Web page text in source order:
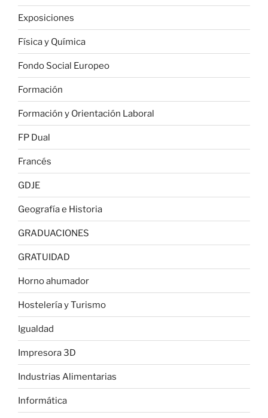
Exposiciones
Física y Química
Fondo Social Europeo
Formación
Formación y Orientación Laboral
FP Dual
Francés
GDJE
Geografía e Historia
GRADUACIONES
GRATUIDAD
Horno ahumador
Hostelería y Turismo
Igualdad
Impresora 3D
Industrias Alimentarias
Informática